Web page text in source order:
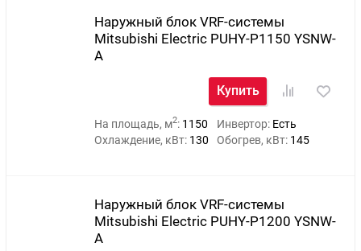
Наружный блок VRF-системы
Mitsubishi Electric PUHY-P1150 YSNW-
A
Купить
На площадь, м2: 1150 Инвертор: Есть
Охлаждение, кВт: 130 Обогрев, кВт: 145
Наружный блок VRF-системы
Mitsubishi Electric PUHY-P1200 YSNW-
A